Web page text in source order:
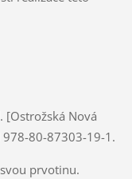
[Ostrožská Nová
978-80-87303-19-1.
prvotinu.